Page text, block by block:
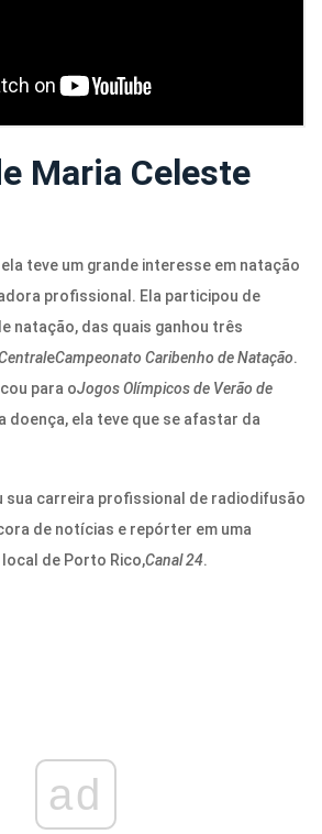
Maria Celeste
teve um grande interesse em natação
profissional. Ela participou de
natação, das quais ganhou três
eCampeonato Caribenho de Natação.
para oJogos Olímpicos de Verão de
doença, ela teve que se afastar da
sua carreira profissional de radiodifusão
de notícias e repórter em uma
de Porto Rico,Canal 24.
ad